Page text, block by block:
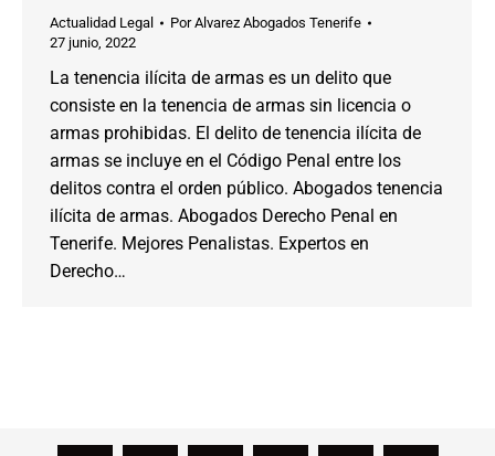
Actualidad Legal PorAlvarez Abogados Tenerife
27 junio, 2022
La tenencia ilícita de armas es un delito que
consiste en la tenencia de armas sin licencia o
armas prohibidas. El delito de tenencia ilícita de
armas se incluye en el Código Penal entre los
delitos contra el orden público. Abogados tenencia
ilícita de armas. Abogados Derecho Penal en
Tenerife. Mejores Penalistas. Expertos en
Derecho…